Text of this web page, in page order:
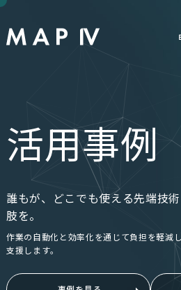
活用事例
誰もが、どこでも使える先端技
肢を。
作業の自動化と効率化を通じて負担を軽減
支援します。